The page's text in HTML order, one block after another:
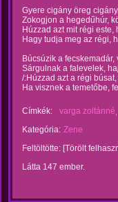
Gyere cigány öreg
Zokogjon a hegedűhúr,
Húzzad azt mit régi
Hagy tudja meg az régi,
Búcsúzik a
Sárgulnak a falevelek,
/:Húzzad azt a régi
Ha visznek a temetőbe,
Címkék:
varga zoltánné
Kategória: Zene
Feltöltötte: [Törölt
Látta 147 ember.